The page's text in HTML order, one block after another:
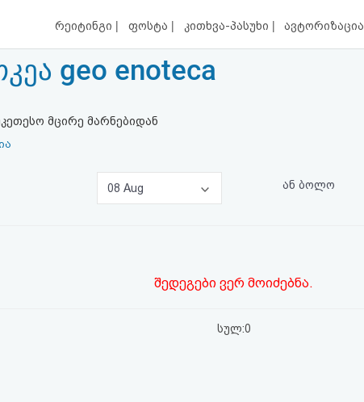
რეიტინგი | ფოსტა | კითხვა-პასუხი | ავტორიზაცია
geo enoteca
მცირე მარნებიდან
08 Aug ან ბოლო
შედეგები ვერ მოიძებნა.
სულ:0